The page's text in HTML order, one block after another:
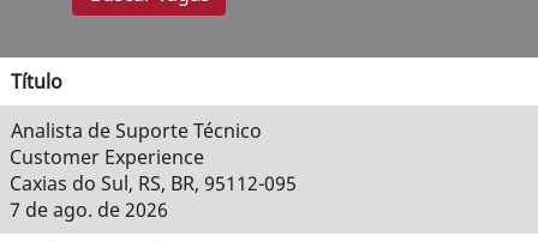
Título
Analista de Suporte Técnico
Customer Experience
Caxias do Sul, RS, BR, 95112-095
7 de ago. de 2026